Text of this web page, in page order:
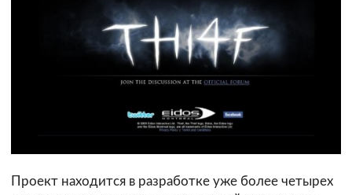
Проект находится в разработке уже более четырех